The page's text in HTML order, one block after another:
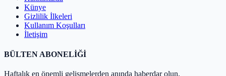
Künye
Gizlilik İlkeleri
Kullanım Koşulları
İletişim
BÜLTEN ABONELİĞİ
Haftalık en önemli gelişmelerden anında haberdar olun.